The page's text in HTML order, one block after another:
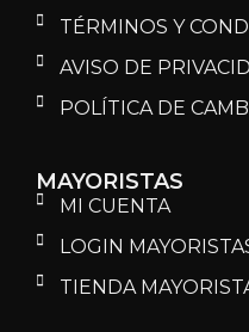
TÉRMINOS Y
AVISO DE
POLÍTICA DE
MAYORISTAS
MI CUENTA
LOGIN
TIENDA